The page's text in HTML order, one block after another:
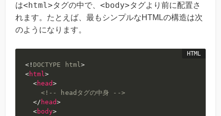
は<html>タグの中で、 <body>タグより前に配置さ
れます。たとえば、最もシンプルなHTMLの構造は次
のようになります。
<! DOCTYPE html >
<html>
<head>
<!-- headタグの中身 -->
</ head>
<body>